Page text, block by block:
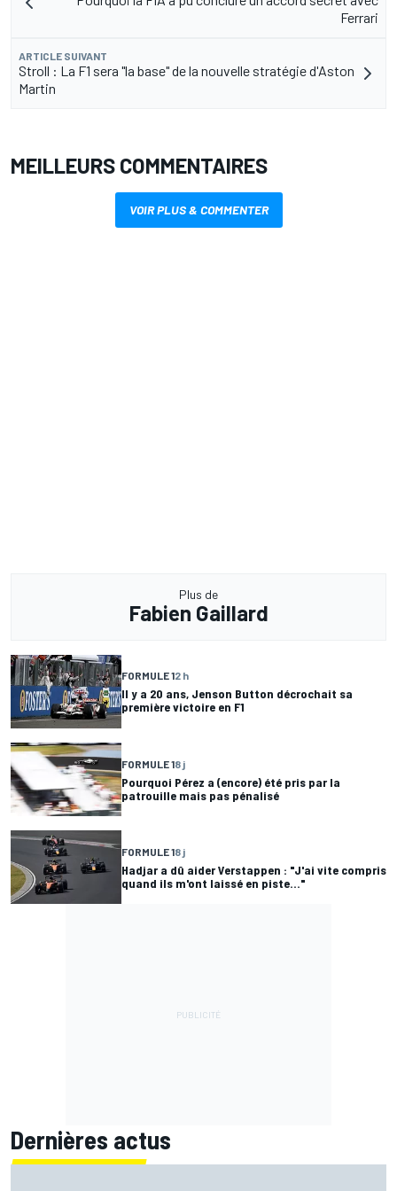
Ferrari
ARTICLE SUIVANT
Stroll : La F1 sera "la base" de la nouvelle stratégie d'Aston
Martin
MEILLEURS COMMENTAIRES
VOIR PLUS & COMMENTER
Plus de
Fabien Gaillard
FORMULE 12 h
Il y a 20 ans, Jenson Button décrochait sa
première victoire en F1
FORMULE 18 j
Pourquoi Pérez a (encore) été pris par la
patrouille mais pas pénalisé
FORMULE 18 j
Hadjar a dû aider Verstappen : "J'ai vite compris
quand ils m'ont laissé en piste..."
Dernières actus